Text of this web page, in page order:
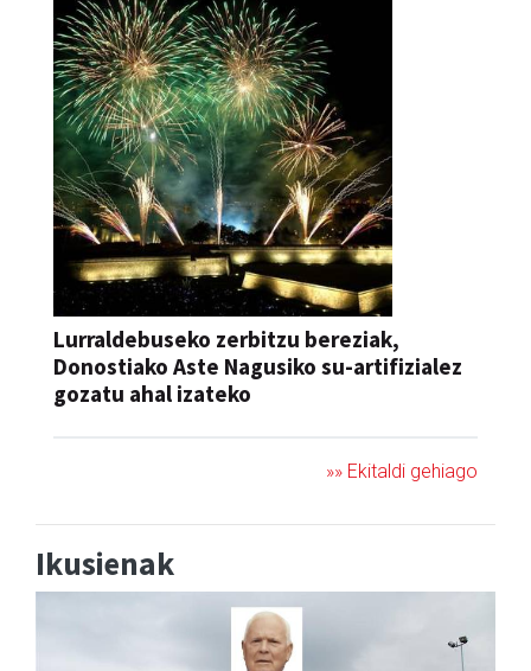
Lurraldebuseko zerbitzu bereziak,
Donostiako Aste Nagusiko su-artifizialez
gozatu ahal izateko
»» Ekitaldi gehiago
Ikusienak